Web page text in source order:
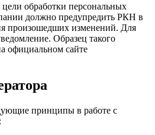
обработки персональных
должно предупредить РКН в
произошедших изменений. Для
Образец такого
официальном сайте
принципы в работе с